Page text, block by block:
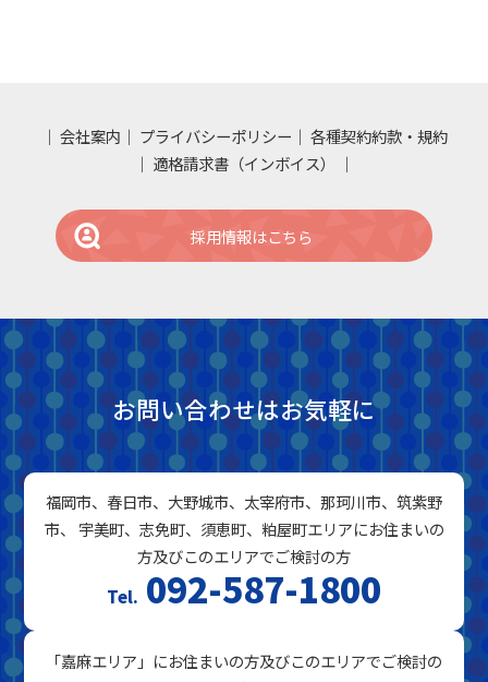
会社案内 プライバシーポリシー
各種契約約款・規約
適格請求書（インボイス）
採用情報はこちら
お問い合わせはお気軽に
福岡市、春日市、大野城市、太宰府市、那珂川市、筑紫野
市、 宇美町、志免町、須恵町、粕屋町エリアにお住まいの
方及びこのエリアでご検討の方
092-587-1800
「嘉麻エリア」にお住まいの方及びこのエリアでご検討の